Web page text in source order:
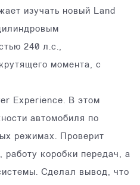
изучать новый Land
240 л.с.,
момента, с
Experience. В этом
автомобиля по
режимах. Проверит
работу коробки передач, а
Сделал вывод, что